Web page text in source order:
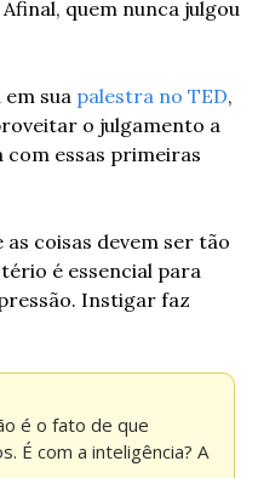
quem nunca julgou
em sua palestra no TED,
o julgamento a
essas primeiras
coisas devem ser tão
é essencial para
Instigar faz
é o fato de que
É com a inteligência? A